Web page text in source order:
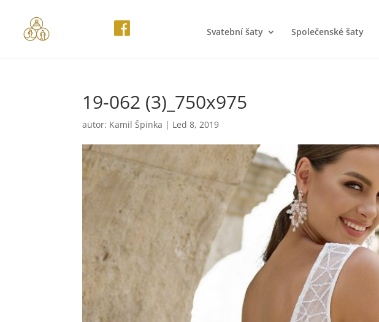
Svatební šaty Společenské šaty
19-062 (3)_750x975
autor: Kamil Špinka | Led 8, 2019